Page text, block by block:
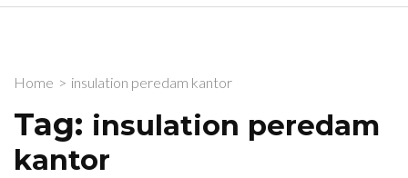
Home > insulation peredam kantor
Tag: insulation peredam
kantor